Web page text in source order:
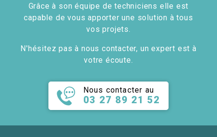
Grâce à son équipe de techniciens elle est
capable de vous apporter une solution à tous
vos projets.
N'hésitez pas à nous contacter, un expert est à
votre écoute.
Nous contacter au
03 27 89 21 52